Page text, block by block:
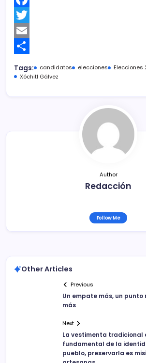
F
a
c
b
T
w
ta
o
Tags: candidatos elecciones Elecciones
Xóchitl Gálvez
Author
Redacción
Follow Me
Other Articles
Previous
Un empate más, un punto
más
Next
La vestimenta tradicional
fundamental de la
pueblo, preservarla es